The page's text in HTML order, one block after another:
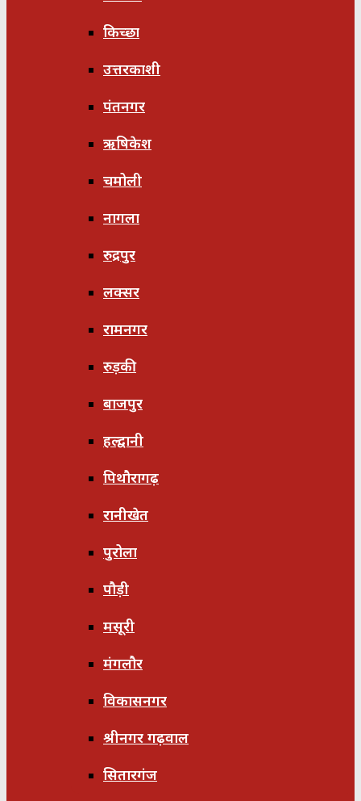
किच्छा
उत्तरकाशी
पंतनगर
ऋषिकेश
चमोली
नागला
रुद्रपुर
लक्सर
रामनगर
रुड़की
बाजपुर
हल्द्वानी
पिथौरागढ़
रानीखेत
पुरोला
पौड़ी
मसूरी
मंगलौर
विकासनगर
श्रीनगर गढ़वाल
सितारगंज